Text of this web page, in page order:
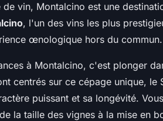
de vin, Montalcino est une
, l'un des vins les plus
œnologique hors du commun.
à Montalcino, c'est plonger
centrés sur ce cépage unique, le
puissant et sa longévité.
la taille des vignes à la mise en